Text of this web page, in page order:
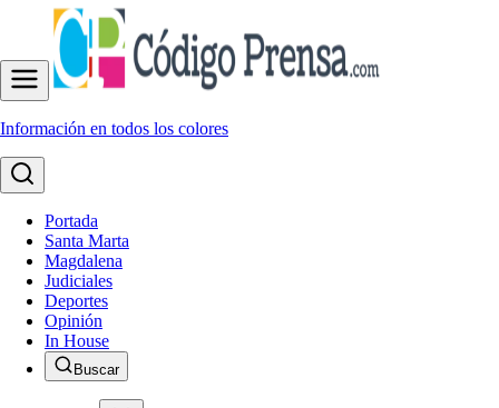
Información en todos los colores
Portada
Santa Marta
Magdalena
Judiciales
Deportes
Opinión
In House
Buscar